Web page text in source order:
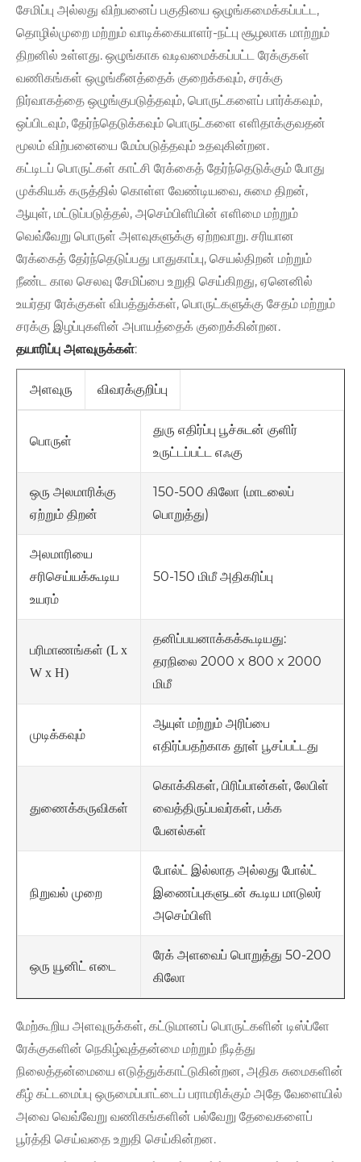
சேமிப்பு அல்லது விற்பனைப் பகுதியை ஒழுங்கமைக்கப்பட்ட,
தொழில்முறை மற்றும் வாடிக்கையாளர்-நட்பு சூழலாக மாற்றும்
திறனில் உள்ளது. ஒழுங்காக வடிவமைக்கப்பட்ட ரேக்குகள்
வணிகங்கள் ஒழுங்கீனத்தைக் குறைக்கவும், சரக்கு
நிர்வாகத்தை ஒழுங்குபடுத்தவும், பொருட்களைப் பார்க்கவும்,
ஒப்பிடவும், தேர்ந்தெடுக்கவும் பொருட்களை எளிதாக்குவதன்
மூலம் விற்பனையை மேம்படுத்தவும் உதவுகின்றன.
கட்டிடப் பொருட்கள் காட்சி ரேக்கைத் தேர்ந்தெடுக்கும் போது
முக்கியக் கருத்தில் கொள்ள வேண்டியவை, சுமை திறன்,
ஆயுள், மட்டுப்படுத்தல், அசெம்பிளியின் எளிமை மற்றும்
வெவ்வேறு பொருள் அளவுகளுக்கு ஏற்றவாறு. சரியான
ரேக்கைத் தேர்ந்தெடுப்பது பாதுகாப்பு, செயல்திறன் மற்றும்
நீண்ட கால செலவு சேமிப்பை உறுதி செய்கிறது, ஏனெனில்
உயர்தர ரேக்குகள் விபத்துக்கள், பொருட்களுக்கு சேதம் மற்றும்
சரக்கு இழப்புகளின் அபாயத்தைக் குறைக்கின்றன.
தயாரிப்பு அளவுருக்கள்:
அளவுரு விவரக்குறிப்பு
பொருள்
துரு எதிர்ப்பு பூச்சுடன் குளிர்
உருட்டப்பட்ட எஃகு
ஒரு அலமாரிக்கு
ஏற்றும் திறன்
150-500 கிலோ (மாடலைப்
பொறுத்து)
அலமாரியை
சரிசெய்யக்கூடிய
உயரம்
50-150 மிமீ அதிகரிப்பு
பரிமாணங்கள் (L x
W x H)
தனிப்பயனாக்கக்கூடியது:
தரநிலை 2000 x 800 x 2000
மிமீ
முடிக்கவும்
ஆயுள் மற்றும் அரிப்பை
எதிர்ப்பதற்காக தூள் பூசப்பட்டது
துணைக்கருவிகள்
கொக்கிகள், பிரிப்பான்கள், லேபிள்
வைத்திருப்பவர்கள், பக்க
பேனல்கள்
நிறுவல் முறை
போல்ட் இல்லாத அல்லது போல்ட்
இணைப்புகளுடன் கூடிய மாடுலர்
அசெம்பிளி
ஒரு யூனிட் எடை
ரேக் அளவைப் பொறுத்து 50-200
கிலோ
மேற்கூறிய அளவுருக்கள், கட்டுமானப் பொருட்களின் டிஸ்ப்ளே
ரேக்குகளின் நெகிழ்வுத்தன்மை மற்றும் நீடித்து
நிலைத்தன்மையை எடுத்துக்காட்டுகின்றன, அதிக சுமைகளின்
கீழ் கட்டமைப்பு ஒருமைப்பாட்டைப் பராமரிக்கும் அதே வேளையில்
அவை வெவ்வேறு வணிகங்களின் பல்வேறு தேவைகளைப்
பூர்த்தி செய்வதை உறுதி செய்கின்றன.